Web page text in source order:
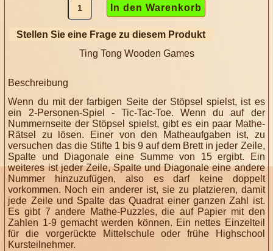
Stellen Sie eine Frage zu diesem Produkt
Ting Tong Wooden Games
Beschreibung
Wenn du mit der farbigen Seite der Stöpsel spielst, ist es
ein 2-Personen-Spiel - Tic-Tac-Toe.
Wenn du auf der
Nummernseite der Stöpsel spielst, gibt es ein paar Mathe-
Rätsel zu lösen.
Einer von den Matheaufgaben ist, zu
versuchen das die Stifte 1 bis 9 auf dem Brett in jeder Zeile,
Spalte und Diagonale eine Summe von 15 ergibt. Ein
weiteres ist jeder Zeile, Spalte und Diagonale eine andere
Nummer hinzuzufügen, also es darf keine doppelt
vorkommen. Noch ein anderer ist, sie zu platzieren, damit
jede Zeile und Spalte das Quadrat einer ganzen Zahl ist.
Es gibt 7 andere Mathe-Puzzles, die auf Papier mit den
Zahlen 1-9 gemacht werden können. Ein nettes Einzelteil
für die vorgerückte Mittelschule oder frühe Highschool
Kursteilnehmer.